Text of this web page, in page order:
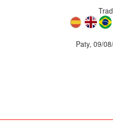
Paty, 09/